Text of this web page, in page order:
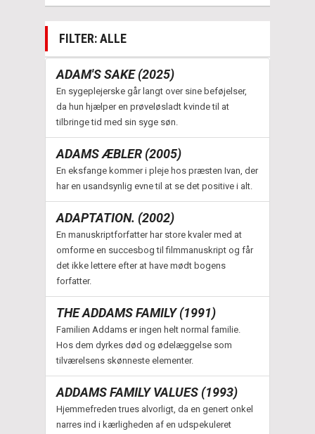
FILTER: ALLE
ADAM'S SAKE (2025)
En sygeplejerske går langt over sine beføjelser,
da hun hjælper en prøveløsladt kvinde til at
tilbringe tid med sin syge søn.
ADAMS ÆBLER (2005)
En eksfange kommer i pleje hos præsten Ivan, der
har en usandsynlig evne til at se det positive i alt.
ADAPTATION. (2002)
En manuskriptforfatter har store kvaler med at
omforme en succesbog til filmmanuskript og får
det ikke lettere efter at have mødt bogens
forfatter.
THE ADDAMS FAMILY (1991)
Familien Addams er ingen helt normal familie.
Hos dem dyrkes død og ødelæggelse som
tilværelsens skønneste elementer.
ADDAMS FAMILY VALUES (1993)
Hjemmefreden trues alvorligt, da en genert onkel
narres ind i kærligheden af en udspekuleret